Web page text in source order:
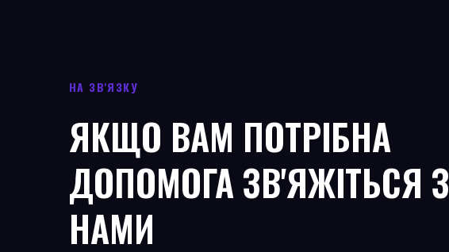
НА ЗВ'ЯЗКУ
ЯКЩО ВАМ ПОТРІБНА
ДОПОМОГА ЗВ'ЯЖІТЬСЯ З
НАМИ